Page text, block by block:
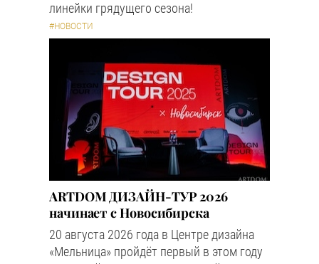
линейки грядущего сезона!
#НОВОСТИ
ARTDOM ДИЗАЙН-ТУР 2026
начинает с Новосибирска
20 августа 2026 года в Центре дизайна
«Мельница» пройдёт первый в этом году